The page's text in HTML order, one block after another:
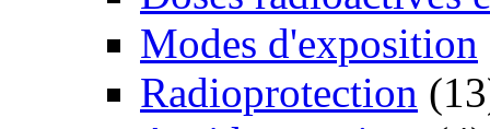
Modes d'exposition
Radioprotection